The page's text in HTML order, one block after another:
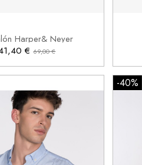
Harper& Neyer
€69,00 €
Añadir al carrito
-40%